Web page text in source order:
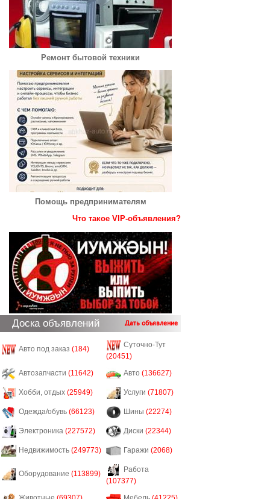
Ремонт бытовой техники
Помощь предпринимателям
Что такое VIP-объявления?
Доска объявлений Дать объявление
Авто под заказ (184)
Суточно-Тут
(20451)
Автозапчасти (11642) Авто (136627)
Хобби, отдых (25949) Услуги (71807)
Одежда/обувь (66123) Шины (22274)
Электроника (227572) Диски (22344)
Недвижимость (249773) Гаражи (2068)
Оборудование (113899)
Работа
(107377)